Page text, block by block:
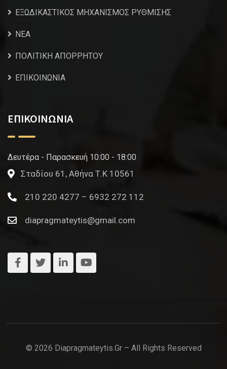
ΕΞΩΔΙΚΑΣΤΙΚΟΣ ΜΗΧΑΝΙΣΜΟΣ ΡΥΘΜΙΣΗΣ
NEA
ΠΟΛΙΤΙΚΗ ΑΠΟΡΡΗΤΟΥ
ΕΠΙΚΟΙΝΩΝΙΑ
ΕΠΙΚΟΙΝΩΝΙΑ
Δευτέρα - Παρασκευή 10:00 - 18:00
Σταδίου 61, Αθήνα Τ.Κ 10561
210 220 4277 – 6932 272 112
diapragmateytis@gmail.com
© 2026 Diapragmateytis.gr – All Rights Reserved